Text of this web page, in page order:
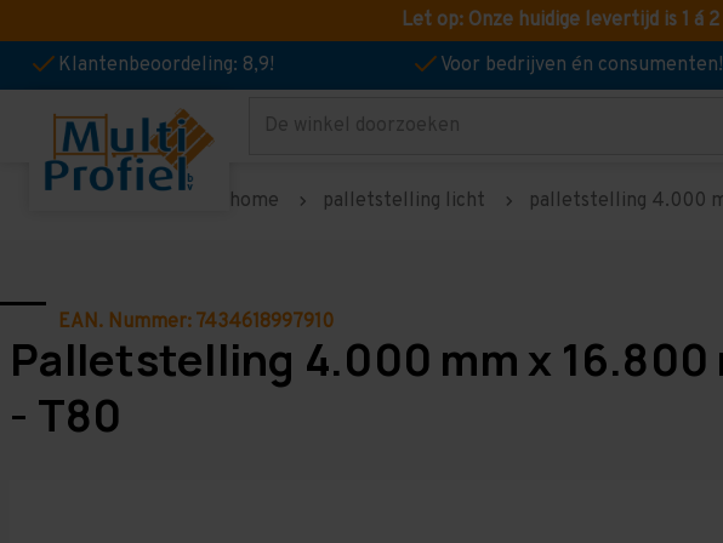
Let op: Onze huidige levertijd is 1 á
Klantenbeoordeling: 8,9!
Voor bedrijven én consumenten!
Zoeken
home palletstelling licht palletstelling 4.000
EAN. Nummer: 7434618997910
Palletstelling 4.000 mm x 16.800
- T80